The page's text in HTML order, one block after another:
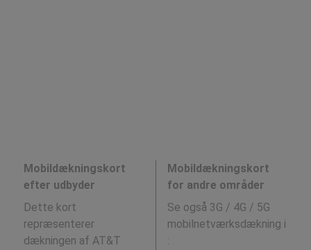
Mobildækningskort
efter udbyder
Dette kort
repræsenterer
dækningen af AT&T
Mobildækningskort
for andre områder
Se også 3G / 4G / 5G
mobilnetværksdækning i
: